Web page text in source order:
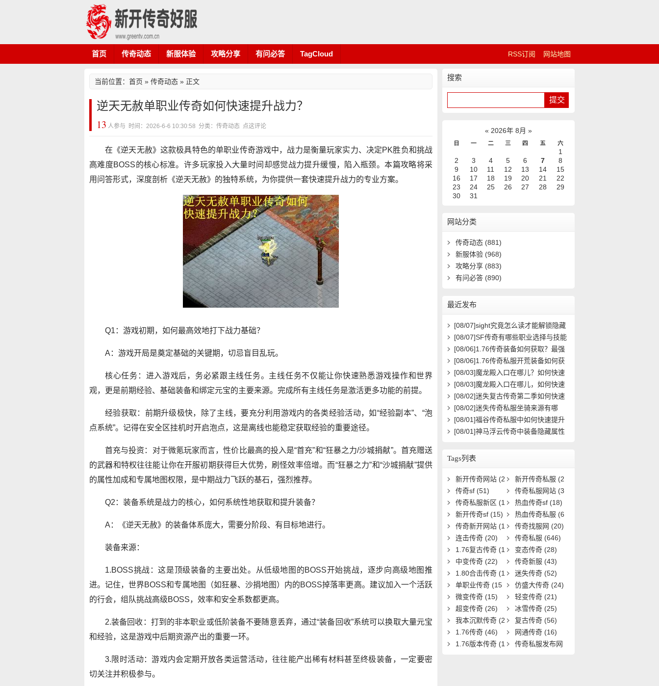
首页 传奇动态 新服体验 攻略分享 有问必答 TagCloud RSS订阅 网站地图
当前位置： 首页 » 传奇动态 » 正文
逆天无赦单职业传奇如何快速提升战力？
13 人参与 时间：2026-6-6 10:30:58 分类：传奇动态 点这评论
在《逆天无赦》这款极具特色的单职业传奇游戏中，战力是衡量玩家实力、决定PK胜负和挑战
高难度BOSS的核心标准。许多玩家投入大量时间却感觉战力提升缓慢，陷入瓶颈。本篇攻略将采
用问答形式，深度剖析《逆天无赦》的独特系统，为你提供一套快速提升战力的专业方案。
Q1：游戏初期，如何最高效地打下战力基础？
A：游戏开局是奠定基础的关键期，切忌盲目乱玩。
核心任务：进入游戏后，务必紧跟主线任务。主线任务不仅能让你快速熟悉游戏操作和世界
观，更是前期经验、基础装备和绑定元宝的主要来源。完成所有主线任务是激活更多功能的前提。
经验获取：前期升级极快，除了主线，要充分利用游戏内的各类经验活动，如“经验副本”、“泡
点系统”。记得在安全区挂机时开启泡点，这是离线也能稳定获取经验的重要途径。
首充与投资：对于微氪玩家而言，性价比最高的投入是“首充”和“狂暴之力/沙城捐献”。首充赠送
的武器和特权往往能让你在开服初期获得巨大优势，刷怪效率倍增。而“狂暴之力”和“沙城捐献”提供
的属性加成和专属地图权限，是中期战力飞跃的基石，强烈推荐。
Q2：装备系统是战力的核心，如何系统性地获取和提升装备？
A：《逆天无赦》的装备体系庞大，需要分阶段、有目标地进行。
装备来源：
1.BOSS挑战：这是顶级装备的主要出处。从低级地图的BOSS开始挑战，逐步向高级地图推
进。记住，世界BOSS和专属地图（如狂暴、沙捐地图）内的BOSS掉落率更高。建议加入一个活跃
的行会，组队挑战高级BOSS，效率和安全系数都更高。
2.装备回收：打到的非本职业或低阶装备不要随意丢弃，通过“装备回收”系统可以换取大量元宝
和经验，这是游戏中后期资源产出的重要一环。
3.限时活动：游戏内会定期开放各类运营活动，往往能产出稀有材料甚至终极装备，一定要密
切关注并积极参与。
搜索
« 2026年 8月 »
日 一 二 三 四 五 六
1
2
3 4 5 6 7
8
9
10 11 12 13 14
15
16
17 18 19 20 21
22
23
24 25 26 27 28
29
30
31
网站分类
传奇动态 (881)
新服体验 (968)
攻略分享 (883)
有问必答 (890)
最近发布
[08/07]sight究竟怎么读才能解锁隐藏
关卡？新手必看攻略解析
[08/07]SF传奇有哪些职业选择与技能
搭配攻略？
[08/06]1.76传奇装备如何获取？最强
装备属性与搭配攻略
[08/06]1.76传奇私服开荒装备如何获
取？在哪里能领取到？
[08/03]魔龙殿入口在哪儿？如何快速
到达并通关？
[08/03]魔龙殿入口在哪儿，如何快速
到达并通关？
[08/02]迷失复古传奇第二季如何快速
提升等级？
[08/02]迷失传奇私服坐骑来源有哪
些？如何获取全攻略？
[08/01]福谷传奇私服中如何快速提升
角色等级与装备获取效率？
[08/01]神马浮云传奇中装备隐藏属性
Tags列表
新开传奇网站 (2
5)
新开传奇私服 (2
8)
传奇sf (51) 传奇私服网站 (3
3)
传奇私服新区 (1
9)
热血传奇sf (18)
新开传奇sf (15) 热血传奇私服 (6
1)
传奇新开网站 (1
5)
传奇找服网 (20)
连击传奇 (20) 传奇私服 (646)
1.76复古传奇 (1
9)
变态传奇 (28)
中变传奇 (22) 传奇新服 (43)
1.80合击传奇 (1
8)
迷失传奇 (52)
单职业传奇 (15
1)
仿盛大传奇 (24)
微变传奇 (15) 轻变传奇 (21)
超变传奇 (26) 冰雪传奇 (25)
我本沉默传奇 (2
0)
复古传奇 (56)
1.76传奇 (46) 网通传奇 (16)
1.76版本传奇 (1
传奇私服发布网